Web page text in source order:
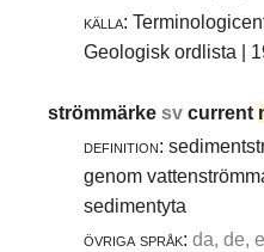
källa:
Geologisk ordlista |
strömmärkesvcurrent
definition:
genom
sedimentyta
övriga språk: da, de,